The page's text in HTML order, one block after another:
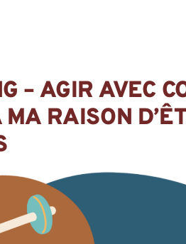
– AGIR AVEC
MA RAISON